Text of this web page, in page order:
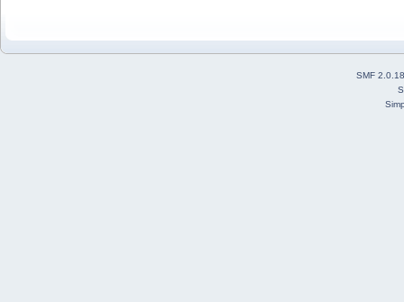
SMF 2.0.18